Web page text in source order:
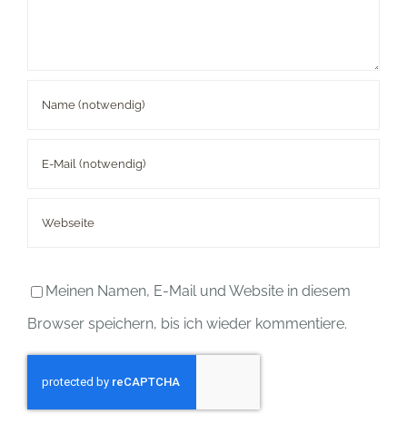
Meinen Namen, E-Mail und Website in diesem
Browser speichern, bis ich wieder kommentiere.